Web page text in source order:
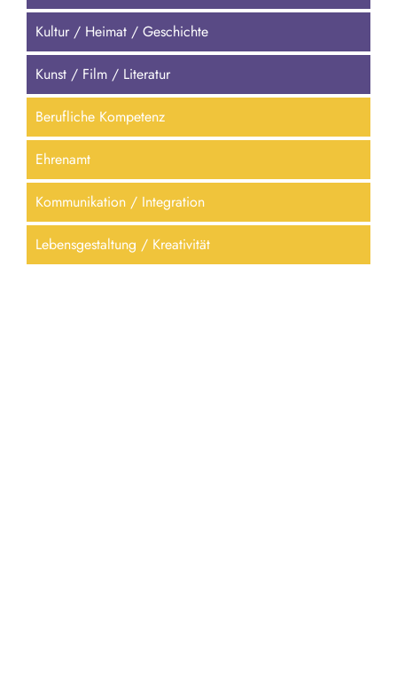
Kultur / Heimat / Geschichte
Kunst / Film / Literatur
Berufliche Kompetenz
Ehrenamt
Kommunikation / Integration
Lebensgestaltung / Kreativität